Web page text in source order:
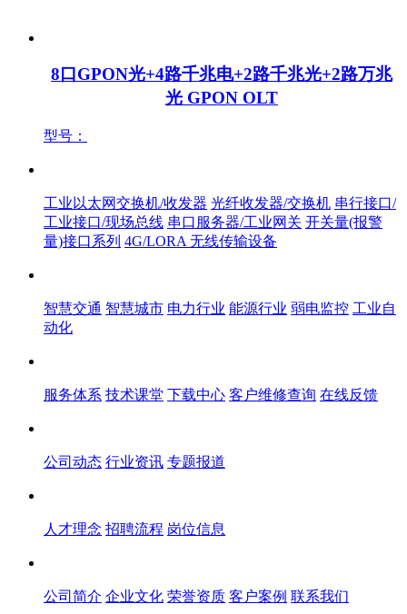
8口GPON光+4路千兆电+2路千兆光+2路万兆
光 GPON OLT
型号：
工业以太网交换机/收发器 光纤收发器/交换机 串行接口/
工业接口/现场总线 串口服务器/工业网关 开关量(报警
量)接口系列 4G/LORA 无线传输设备
智慧交通 智慧城市 电力行业 能源行业 弱电监控 工业自
动化
服务体系 技术课堂 下载中心 客户维修查询 在线反馈
公司动态 行业资讯 专题报道
人才理念 招聘流程 岗位信息
公司简介 企业文化 荣誉资质 客户案例 联系我们